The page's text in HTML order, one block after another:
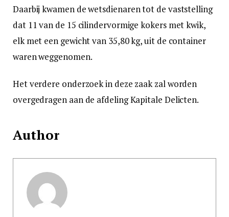
Daarbij kwamen de wetsdienaren tot de vaststelling
dat 11 van de 15 cilindervormige kokers met kwik,
elk met een gewicht van 35,80 kg, uit de container
waren weggenomen.
Het verdere onderzoek in deze zaak zal worden
overgedragen aan de afdeling Kapitale Delicten.
Author